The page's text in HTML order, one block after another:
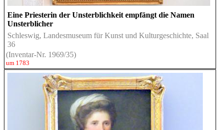
Eine Priesterin der Unsterblichkeit empfängt die Namen
Unsterblicher
Schleswig, Landesmuseum für Kunst und Kulturgeschichte, Saal
36
(Inventar-Nr. 1969/35)
um 1783